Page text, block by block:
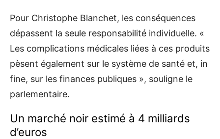
Pour Christophe Blanchet, les conséquences
dépassent la seule responsabilité individuelle. «
Les complications médicales liées à ces produits
pèsent également sur le système de santé et, in
fine, sur les finances publiques », souligne le
parlementaire.
Un marché noir estimé à 4 milliards
d’euros